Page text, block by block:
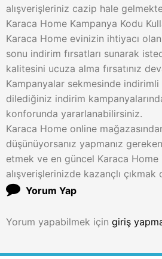
alışverişleriniz cazip hale
Karaca Home Kampanya Kodu
Karaca Home evinizin ihtiyacı
sonu indirim fırsatları sunarak
kalitesini ucuza alma fırsatınız
Kampanyalar sekmesinde
dilediğiniz indirim
konforunda yararlanabilirsiniz.
Karaca Home online
düşünüyorsanız yapmanız
etmek ve en güncel Karaca
alışverişlerinizde kazançlı çıkmak
Yorum Yap
Yorum yapabilmek için giriş